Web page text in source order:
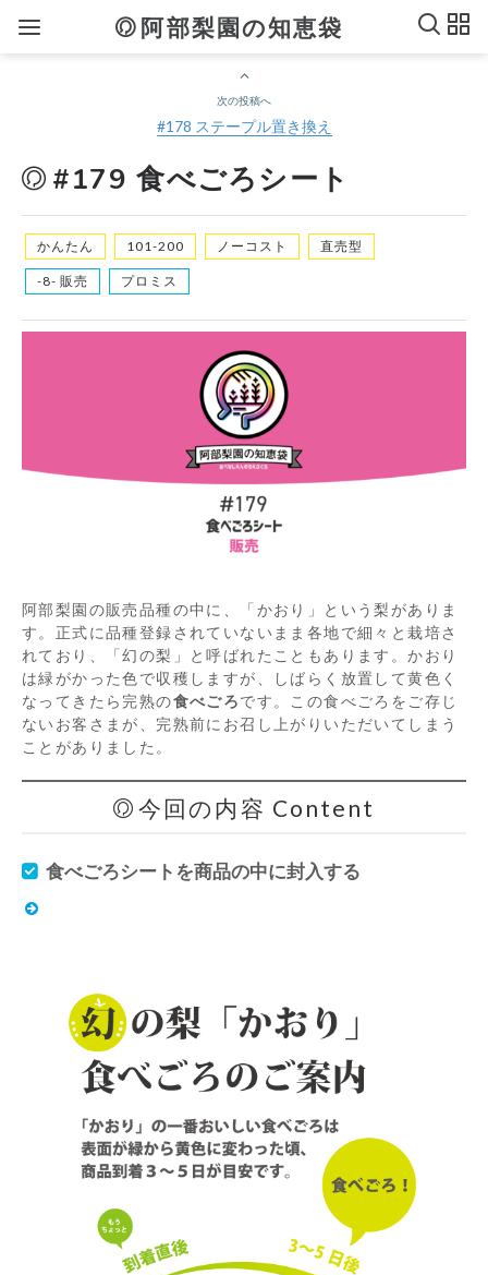
阿部梨園の知恵袋
次の投稿へ
#178 ステープル置き換え
#179 食べごろシート
かんたん 101-200 ノーコスト 直売型
-8- 販売 プロミス
阿部梨園の販売品種の中に、「かおり」という梨がありま
す。正式に品種登録されていないまま各地で細々と栽培さ
れており、「幻の梨」と呼ばれたこともあります。かおり
は緑がかった色で収穫しますが、しばらく放置して黄色く
なってきたら完熟の食べごろです。この食べごろをご存じ
ないお客さまが、完熟前にお召し上がりいただいてしまう
ことがありました。
今回の内容 Content
食べごろシートを商品の中に封入する